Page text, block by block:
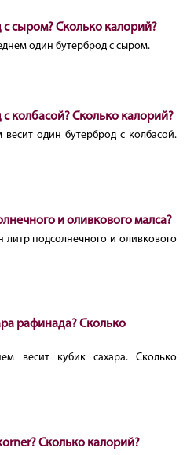
сыром? Сколько калорий?
один бутерброд с сыром.
колбасой? Сколько калорий?
один бутерброд с колбасой.
и оливкового малса?
литр подсолнечного и оливкового
рафинада? Сколько
весит кубик сахара. Сколько
Сколько калорий?